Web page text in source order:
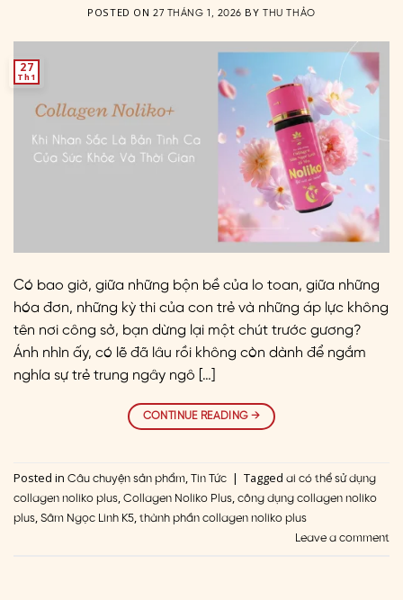
POSTED ON 27 THÁNG 1, 2026 BYTHU THẢO
27
Th1
Có bao giờ, giữa những bộn bề của lo toan, giữa những
hóa đơn, những kỳ thi của con trẻ và những áp lực không
tên nơi công sở, bạn dừng lại một chút trước gương?
Ánh nhìn ấy, có lẽ đã lâu rồi không còn dành để ngắm
nghía sự trẻ trung ngây ngô […]
CONTINUE READING →
Posted in Câu chuyện sản phẩm, Tin Tức | Tagged ai có thể sử dụng
collagen noliko plus, Collagen Noliko Plus, công dụng collagen noliko
plus, Sâm Ngọc Linh K5, thành phần collagen noliko plus
Leave a comment